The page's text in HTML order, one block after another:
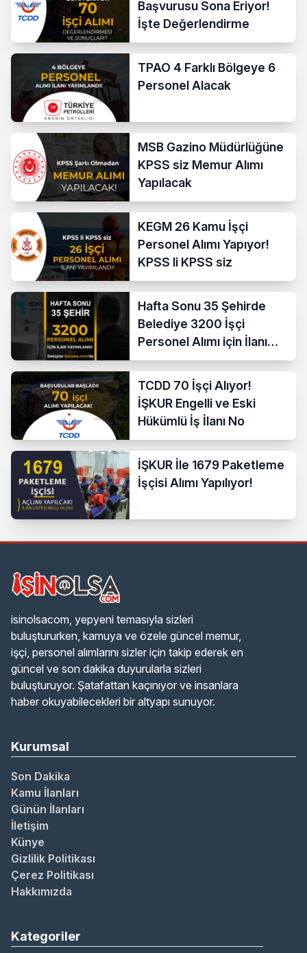
Başvurusu Sona Eriyor!
İşte Değerlendirme
TPAO 4 Farklı Bölgeye 6
Personel Alacak
MSB Gazino Müdürlüğüne
KPSS siz Memur Alımı
Yapılacak
KEGM 26 Kamu İşçi
Personel Alımı Yapıyor!
KPSS li KPSS siz
Hafta Sonu 35 Şehirde
Belediye 3200 İşçi
Personel Alımı için İlanı
Yayımladı!
TCDD 70 İşçi Alıyor!
İŞKUR Engelli ve Eski
Hükümlü İş İlanı No
İŞKUR İle 1679 Paketleme
İşçisi Alımı Yapılıyor!
isinolsacom, yepyeni temasıyla sizleri
buluştururken, kamuya ve özele güncel memur,
işçi, personel alımlarını sizler için takip ederek en
güncel ve son dakika duyurularla sizleri
buluşturuyor. Şatafattan kaçınıyor ve insanlara
haber okuyabilecekleri bir altyapı sunuyor.
Kurumsal
Son Dakika
Kamu İlanları
Günün İlanları
İletişim
Künye
Gizlilik Politikası
Çerez Politikası
Hakkımızda
Kategoriler